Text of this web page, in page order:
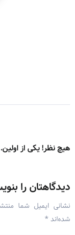
هیچ نظر! یکی از اولین.
دیدگاهتان را
نشانی ایمیل شما
شده‌اند *